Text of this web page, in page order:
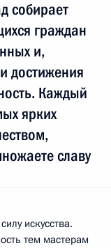
собирает
граждан
и,
достижения
Каждый
ярких
славу
искусства.
тем мастерам